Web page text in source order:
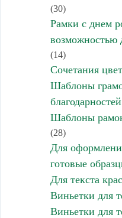
(30)
Рамки с днем
возможностью
(14)
Сочетания
Шаблоны
Шаблоны
(28)
Для
готовые
Для текста
Виньетки для
Виньетки для